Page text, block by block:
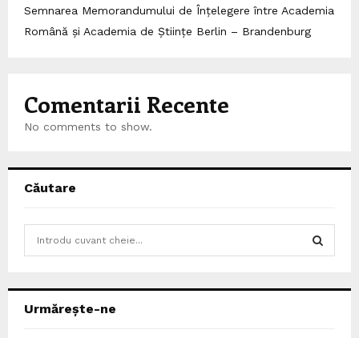
Semnarea Memorandumului de Înțelegere între Academia
Română și Academia de Științe Berlin – Brandenburg
Comentarii Recente
No comments to show.
Căutare
h
Urmărește-ne